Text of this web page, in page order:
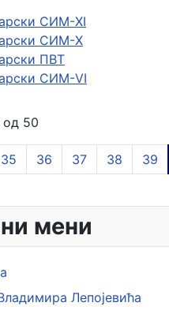
СИМ-XI
СИМ-X
ПВТ
СИМ-VI
од 50
35 36 37 38 39
мени
Лепојевића